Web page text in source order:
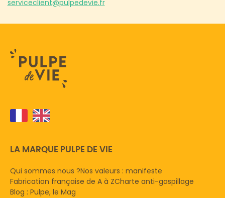
serviceclient@pulpedevie.fr
LA MARQUE PULPE DE VIE
Qui sommes nous ?Nos valeurs : manifeste
Fabrication française de A à ZCharte anti-gaspillage
Blog : Pulpe, le Mag